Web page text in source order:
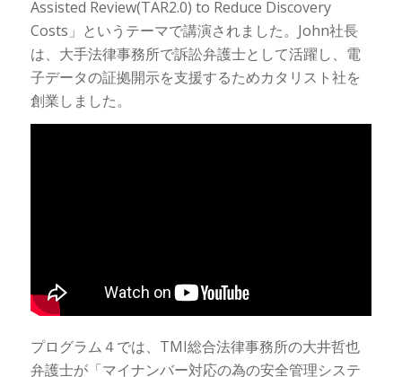
Assisted Review(TAR2.0) to Reduce Discovery
Costs」というテーマで講演されました。John社長
は、大手法律事務所で訴訟弁護士として活躍し、電
子データの証拠開示を支援するためカタリスト社を
創業しました。
プログラム４では、TMI総合法律事務所の大井哲也
弁護士が「マイナンバー対応の為の安全管理システ